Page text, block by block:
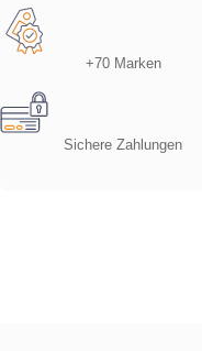
+70 Marken
Sichere Zahlungen